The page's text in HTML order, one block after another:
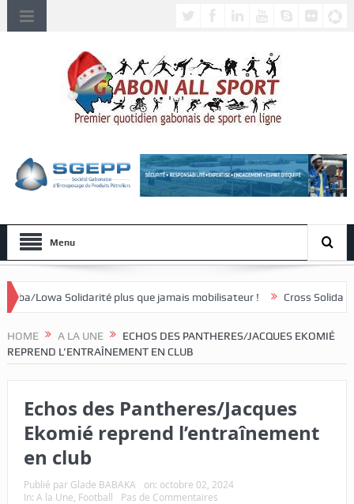
Menu
plus que jamais mobilisateur ! Cross Solidaire de Lébamba/
HOME A LA UNE
ECHOS DES PANTHERES/JACQUES EKOMIÉ
REPREND L’ENTRAÎNEMENT EN CLUB
Echos des Pantheres/Jacques
Ekomié reprend l’entraînement
en club
Publié par Glade BABAKA on: octobre 02, 2024
In: A la Une Football
Pas de Commentaires